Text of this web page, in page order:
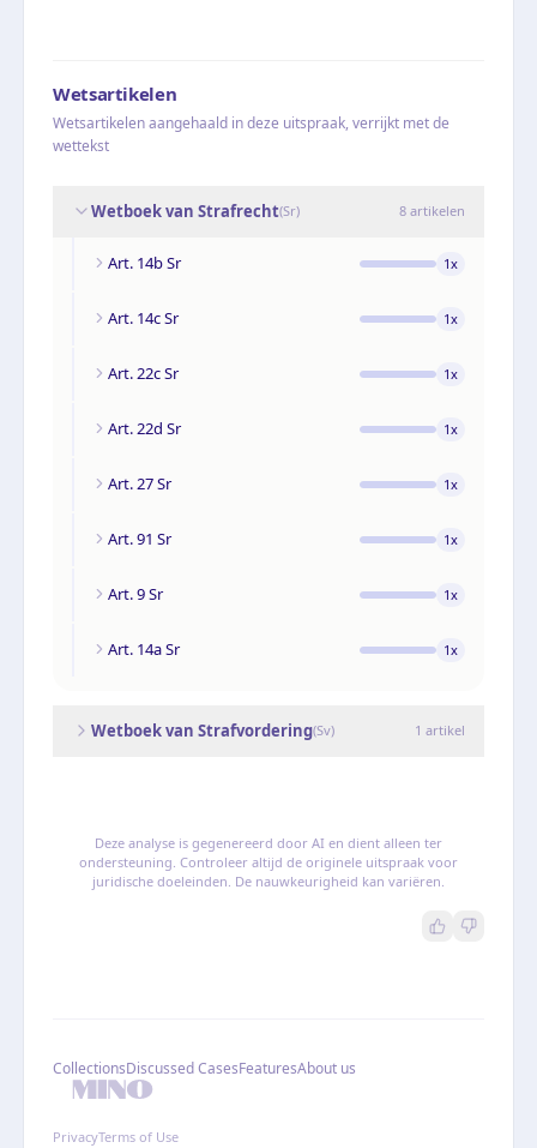
Wetsartikelen
Wetsartikelen aangehaald in deze uitspraak, verrijkt met de
wettekst
Wetboek van Strafrecht(Sr) 8 artikelen
Art. 14b Sr 1x
Art. 14c Sr 1x
Art. 22c Sr 1x
Art. 22d Sr 1x
Art. 27 Sr 1x
Art. 91 Sr 1x
Art. 9 Sr 1x
Art. 14a Sr 1x
Wetboek van Strafvordering(Sv) 1 artikel
Deze analyse is gegenereerd door AI en dient alleen ter
ondersteuning. Controleer altijd de originele uitspraak voor
juridische doeleinden. De nauwkeurigheid kan variëren.
CollectionsDiscussed CasesFeaturesAbout us
PrivacyTerms of Use